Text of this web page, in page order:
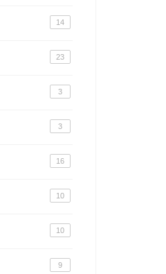
14
23
3
3
16
10
10
9